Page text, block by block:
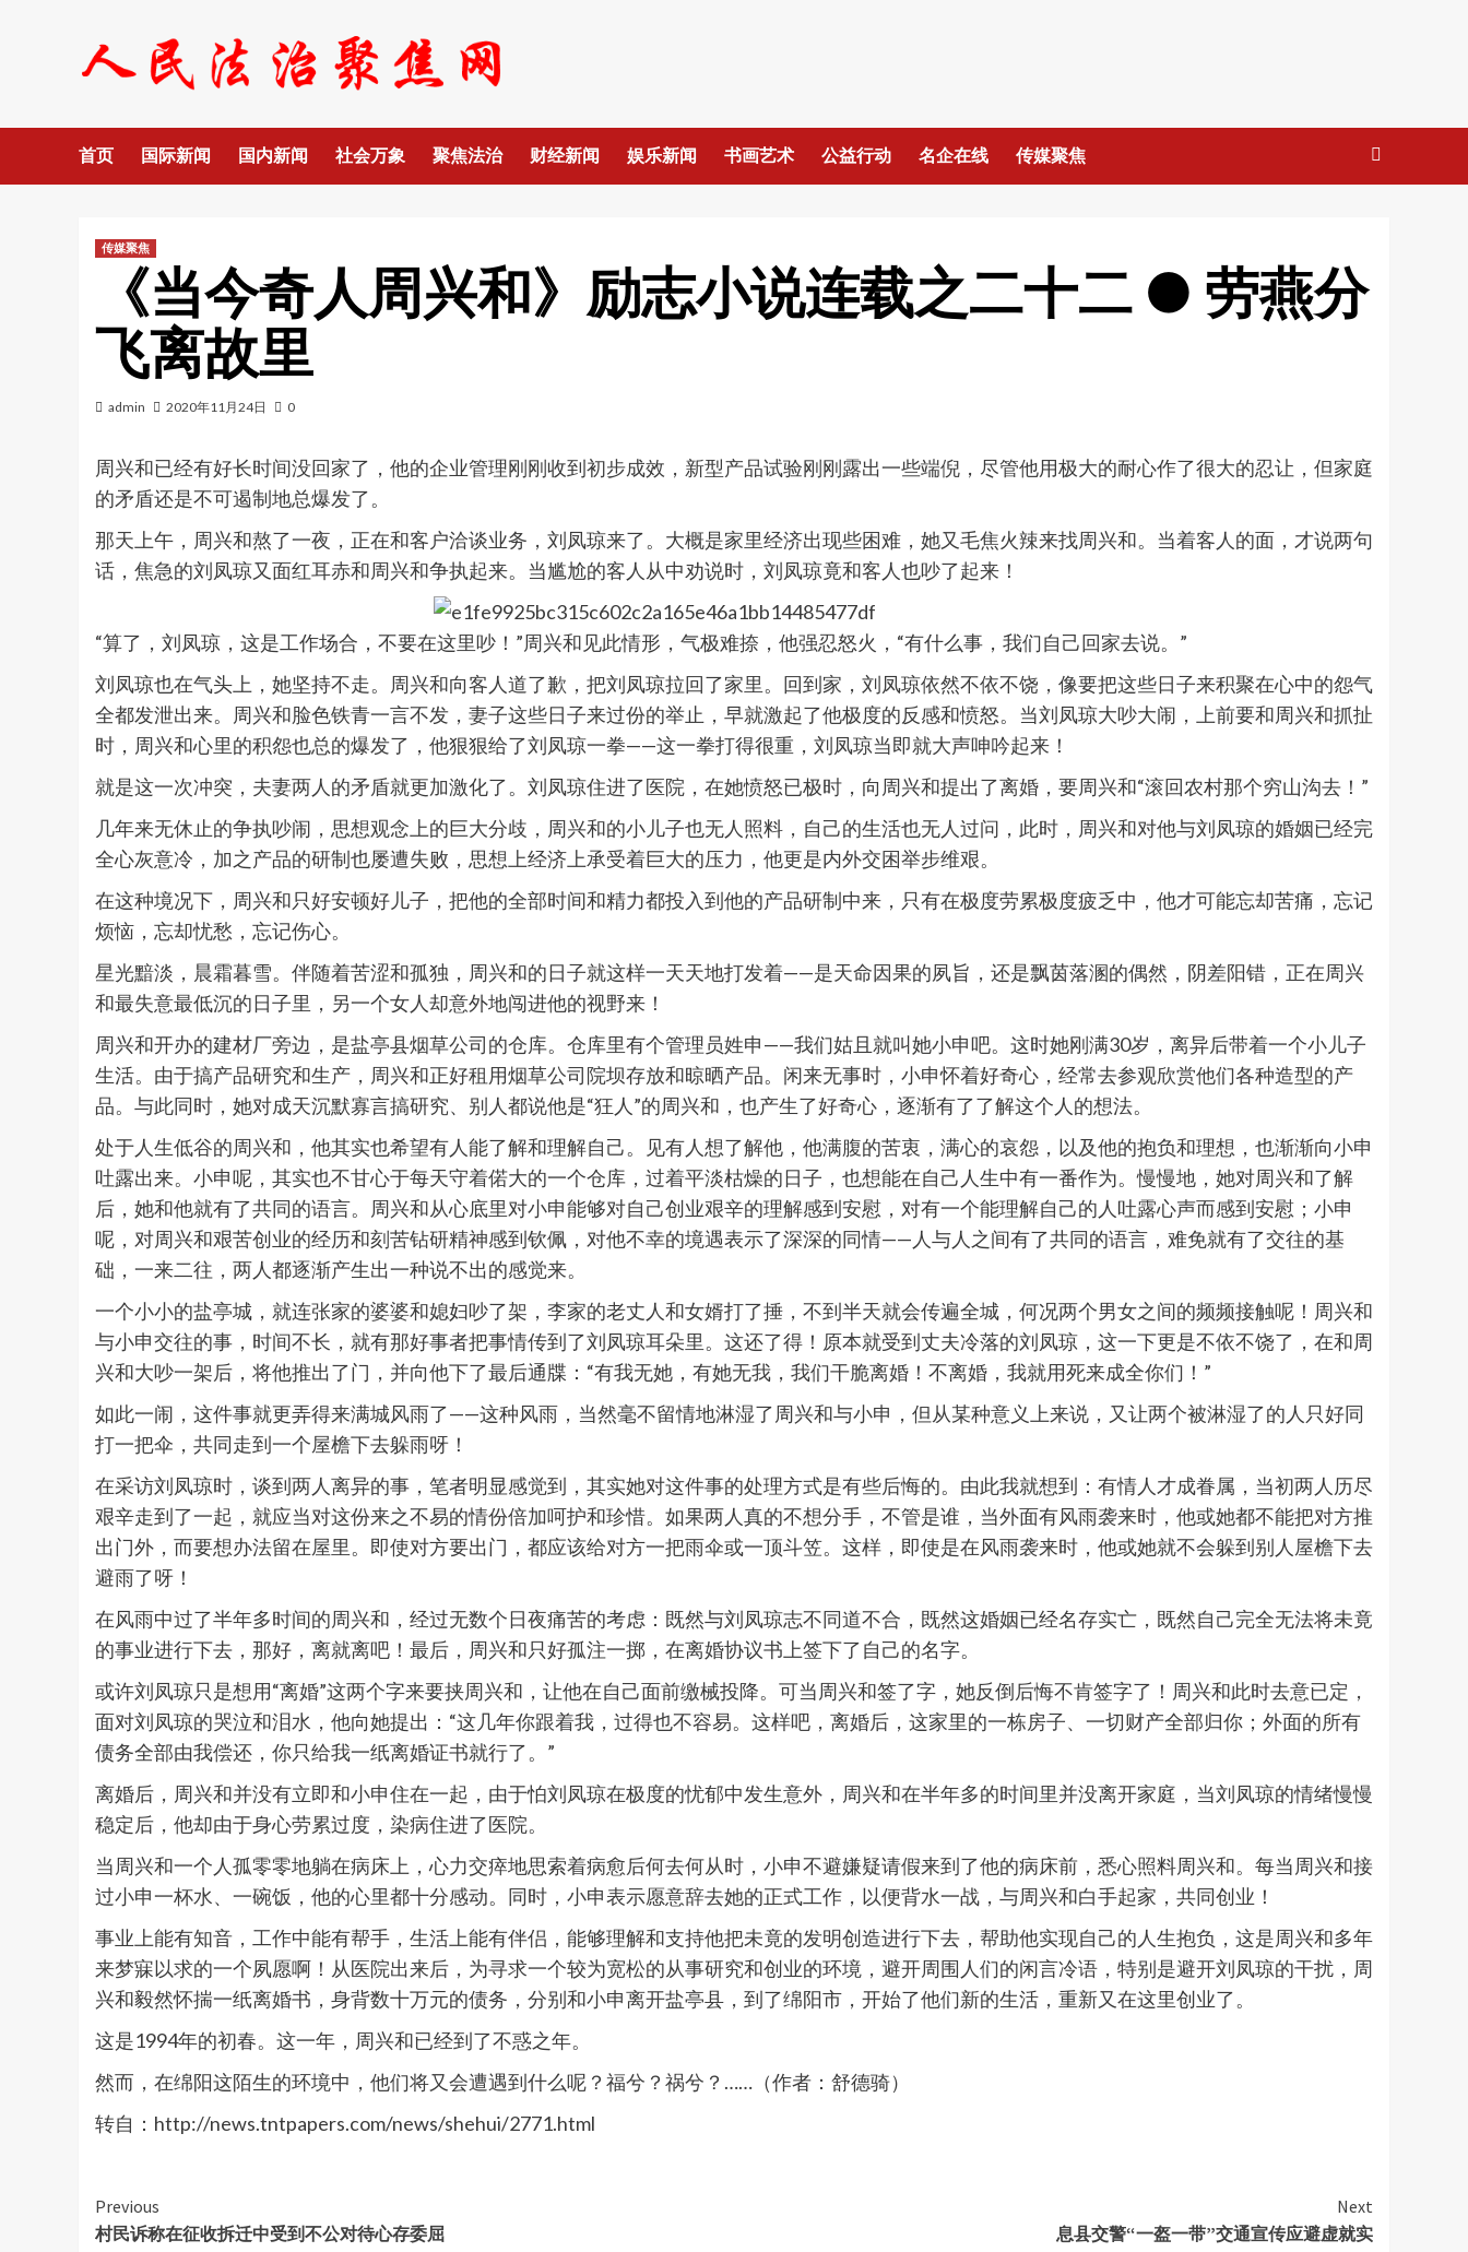
首页 国际新闻 国内新闻 社会万象 聚焦法治 财经新闻 娱乐新闻 书画艺术 公益行动 名企在线 传媒聚焦
传媒聚焦
《当今奇人周兴和》励志小说连载之二十二 ● 劳燕分
飞离故里
admin 2020年11月24日 0
周兴和已经有好长时间没回家了，他的企业管理刚刚收到初步成效，新型产品试验刚刚露出一些端倪，尽管他用极大的耐心作了很大的忍让，但家庭
的矛盾还是不可遏制地总爆发了。
那天上午，周兴和熬了一夜，正在和客户洽谈业务，刘凤琼来了。大概是家里经济出现些困难，她又毛焦火辣来找周兴和。当着客人的面，才说两句
话，焦急的刘凤琼又面红耳赤和周兴和争执起来。当尴尬的客人从中劝说时，刘凤琼竟和客人也吵了起来！
“算了，刘凤琼，这是工作场合，不要在这里吵！”周兴和见此情形，气极难捺，他强忍怒火，“有什么事，我们自己回家去说。”
刘凤琼也在气头上，她坚持不走。周兴和向客人道了歉，把刘凤琼拉回了家里。回到家，刘凤琼依然不依不饶，像要把这些日子来积聚在心中的怨气
全都发泄出来。周兴和脸色铁青一言不发，妻子这些日子来过份的举止，早就激起了他极度的反感和愤怒。当刘凤琼大吵大闹，上前要和周兴和抓扯
时，周兴和心里的积怨也总的爆发了，他狠狠给了刘凤琼一拳——这一拳打得很重，刘凤琼当即就大声呻吟起来！
就是这一次冲突，夫妻两人的矛盾就更加激化了。刘凤琼住进了医院，在她愤怒已极时，向周兴和提出了离婚，要周兴和“滚回农村那个穷山沟去！”
几年来无休止的争执吵闹，思想观念上的巨大分歧，周兴和的小儿子也无人照料，自己的生活也无人过问，此时，周兴和对他与刘凤琼的婚姻已经完
全心灰意冷，加之产品的研制也屡遭失败，思想上经济上承受着巨大的压力，他更是内外交困举步维艰。
在这种境况下，周兴和只好安顿好儿子，把他的全部时间和精力都投入到他的产品研制中来，只有在极度劳累极度疲乏中，他才可能忘却苦痛，忘记
烦恼，忘却忧愁，忘记伤心。
星光黯淡，晨霜暮雪。伴随着苦涩和孤独，周兴和的日子就这样一天天地打发着——是天命因果的夙旨，还是飘茵落溷的偶然，阴差阳错，正在周兴
和最失意最低沉的日子里，另一个女人却意外地闯进他的视野来！
周兴和开办的建材厂旁边，是盐亭县烟草公司的仓库。仓库里有个管理员姓申——我们姑且就叫她小申吧。这时她刚满30岁，离异后带着一个小儿子
生活。由于搞产品研究和生产，周兴和正好租用烟草公司院坝存放和晾晒产品。闲来无事时，小申怀着好奇心，经常去参观欣赏他们各种造型的产
品。与此同时，她对成天沉默寡言搞研究、别人都说他是“狂人”的周兴和，也产生了好奇心，逐渐有了了解这个人的想法。
处于人生低谷的周兴和，他其实也希望有人能了解和理解自己。见有人想了解他，他满腹的苦衷，满心的哀怨，以及他的抱负和理想，也渐渐向小申
吐露出来。小申呢，其实也不甘心于每天守着偌大的一个仓库，过着平淡枯燥的日子，也想能在自己人生中有一番作为。慢慢地，她对周兴和了解
后，她和他就有了共同的语言。周兴和从心底里对小申能够对自己创业艰辛的理解感到安慰，对有一个能理解自己的人吐露心声而感到安慰；小申
呢，对周兴和艰苦创业的经历和刻苦钻研精神感到钦佩，对他不幸的境遇表示了深深的同情——人与人之间有了共同的语言，难免就有了交往的基
础，一来二往，两人都逐渐产生出一种说不出的感觉来。
一个小小的盐亭城，就连张家的婆婆和媳妇吵了架，李家的老丈人和女婿打了捶，不到半天就会传遍全城，何况两个男女之间的频频接触呢！周兴和
与小申交往的事，时间不长，就有那好事者把事情传到了刘凤琼耳朵里。这还了得！原本就受到丈夫冷落的刘凤琼，这一下更是不依不饶了，在和周
兴和大吵一架后，将他推出了门，并向他下了最后通牒：“有我无她，有她无我，我们干脆离婚！不离婚，我就用死来成全你们！”
如此一闹，这件事就更弄得来满城风雨了——这种风雨，当然毫不留情地淋湿了周兴和与小申，但从某种意义上来说，又让两个被淋湿了的人只好同
打一把伞，共同走到一个屋檐下去躲雨呀！
在采访刘凤琼时，谈到两人离异的事，笔者明显感觉到，其实她对这件事的处理方式是有些后悔的。由此我就想到：有情人才成眷属，当初两人历尽
艰辛走到了一起，就应当对这份来之不易的情份倍加呵护和珍惜。如果两人真的不想分手，不管是谁，当外面有风雨袭来时，他或她都不能把对方推
出门外，而要想办法留在屋里。即使对方要出门，都应该给对方一把雨伞或一顶斗笠。这样，即使是在风雨袭来时，他或她就不会躲到别人屋檐下去
避雨了呀！
在风雨中过了半年多时间的周兴和，经过无数个日夜痛苦的考虑：既然与刘凤琼志不同道不合，既然这婚姻已经名存实亡，既然自己完全无法将未竟
的事业进行下去，那好，离就离吧！最后，周兴和只好孤注一掷，在离婚协议书上签下了自己的名字。
或许刘凤琼只是想用“离婚”这两个字来要挟周兴和，让他在自己面前缴械投降。可当周兴和签了字，她反倒后悔不肯签字了！周兴和此时去意已定，
面对刘凤琼的哭泣和泪水，他向她提出：“这几年你跟着我，过得也不容易。这样吧，离婚后，这家里的一栋房子、一切财产全部归你；外面的所有
债务全部由我偿还，你只给我一纸离婚证书就行了。”
离婚后，周兴和并没有立即和小申住在一起，由于怕刘凤琼在极度的忧郁中发生意外，周兴和在半年多的时间里并没离开家庭，当刘凤琼的情绪慢慢
稳定后，他却由于身心劳累过度，染病住进了医院。
当周兴和一个人孤零零地躺在病床上，心力交瘁地思索着病愈后何去何从时，小申不避嫌疑请假来到了他的病床前，悉心照料周兴和。每当周兴和接
过小申一杯水、一碗饭，他的心里都十分感动。同时，小申表示愿意辞去她的正式工作，以便背水一战，与周兴和白手起家，共同创业！
事业上能有知音，工作中能有帮手，生活上能有伴侣，能够理解和支持他把未竟的发明创造进行下去，帮助他实现自己的人生抱负，这是周兴和多年
来梦寐以求的一个夙愿啊！从医院出来后，为寻求一个较为宽松的从事研究和创业的环境，避开周围人们的闲言冷语，特别是避开刘凤琼的干扰，周
兴和毅然怀揣一纸离婚书，身背数十万元的债务，分别和小申离开盐亭县，到了绵阳市，开始了他们新的生活，重新又在这里创业了。
这是1994年的初春。这一年，周兴和已经到了不惑之年。
然而，在绵阳这陌生的环境中，他们将又会遭遇到什么呢？福兮？祸兮？……（作者：舒德骑）
转自：http://news.tntpapers.com/news/shehui/2771.html
Continue
Previous
村民诉称在征收拆迁中受到不公对待心存委屈
Next
息县交警“一盔一带”交通宣传应避虚就实